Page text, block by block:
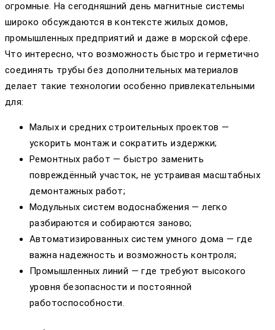
огромные. На сегодняшний день магнитные системы
широко обсуждаются в контексте жилых домов,
промышленных предприятий и даже в морской сфере.
Что интересно, что возможность быстро и герметично
соединять трубы без дополнительных материалов
делает такие технологии особенно привлекательными
для:
Малых и средних строительных проектов —
ускорить монтаж и сократить издержки;
Ремонтных работ — быстро заменить
повреждённый участок, не устраивая масштабных
демонтажных работ;
Модульных систем водоснабжения — легко
разбираются и собираются заново;
Автоматизированных систем умного дома — где
важна надежность и возможность контроля;
Промышленных линий — где требуют высокого
уровня безопасности и постоянной
работоспособности.